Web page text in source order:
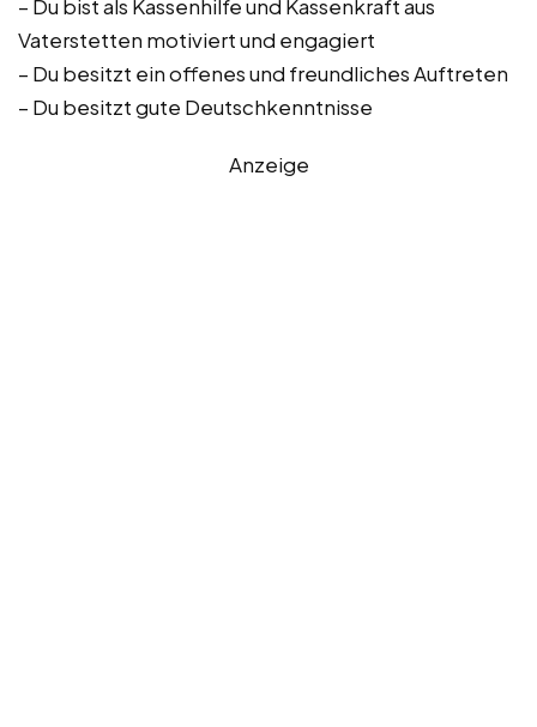
– Du bist als Kassenhilfe und Kassenkraft aus
Vaterstetten motiviert und engagiert
– Du besitzt ein offenes und freundliches Auftreten
– Du besitzt gute Deutschkenntnisse
Anzeige